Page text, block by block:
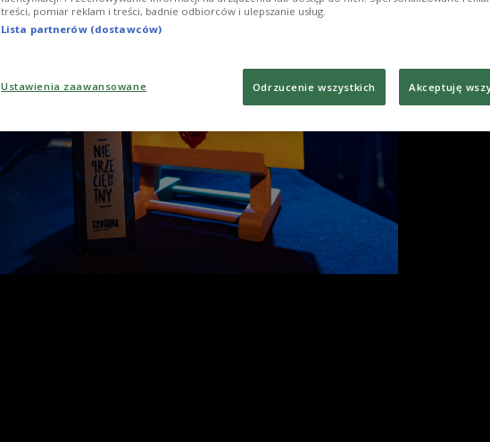
Foto:
treści, pomiar reklam i treści, badnie odbiorców i ulepszanie usług.
Lista partnerów (dostawców)
Ustawienia zaawansowane Odrzucenie wszystkich Akceptuję